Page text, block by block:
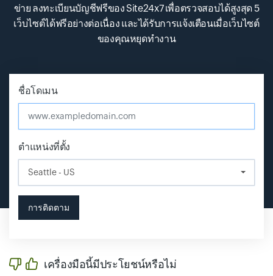
ข่าย ลงทะเบียนบัญชีฟรีของ Site24x7 เพื่อตรวจสอบได้สูงสุด 5
เว็บไซต์ได้ฟรีอย่างต่อเนื่อง และได้รับการแจ้งเตือนเมื่อเว็บไซต์
ของคุณหยุดทำงาน
Input field
Input field
Input field
ชื่อโดเมนwww.exampledomain.com
ตำแหน่งที่ตั้ง
การติดตาม
เครื่องมือนี้มีประโยชน์หรือไม่